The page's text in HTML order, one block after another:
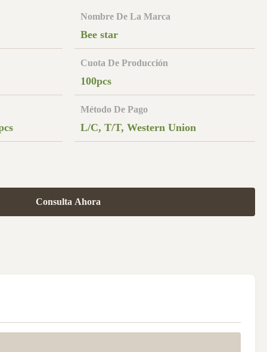
Nombre De La Marca
Bee star
Cuota De Producción
100pcs
Método De Pago
L/C, T/T, Western Union
Consulta Ahora